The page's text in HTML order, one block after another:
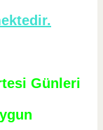
Günleri